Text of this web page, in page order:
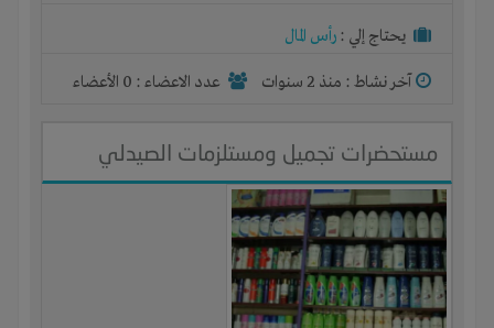
يحتاج إلي : رأس المال
آخر نشاط : منذ 2 سنوات عدد الاعضاء : 0 الأعضاء
مستحضرات تجميل ومستلزمات الصيدلي